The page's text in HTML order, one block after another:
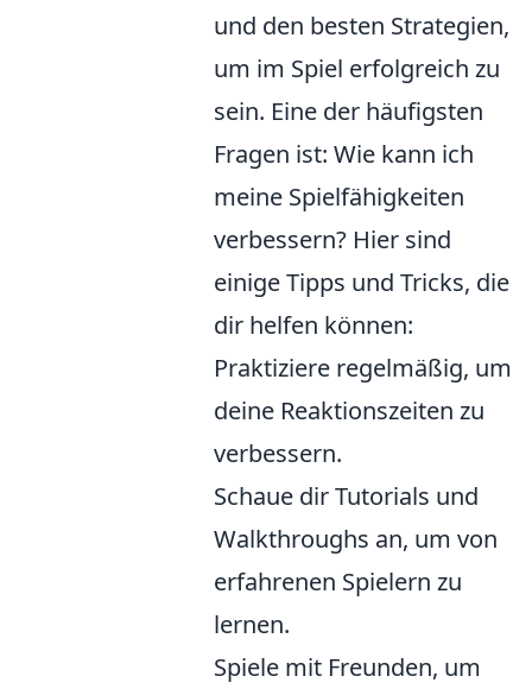
und den besten Strategien,
um im Spiel erfolgreich zu
sein. Eine der häufigsten
Fragen ist: Wie kann ich
meine Spielfähigkeiten
verbessern? Hier sind
einige Tipps und Tricks, die
dir helfen können:
Praktiziere regelmäßig, um
deine Reaktionszeiten zu
verbessern.
Schaue dir Tutorials und
Walkthroughs an, um von
erfahrenen Spielern zu
lernen.
Spiele mit Freunden, um